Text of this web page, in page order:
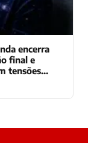
encerra
final e
tensões